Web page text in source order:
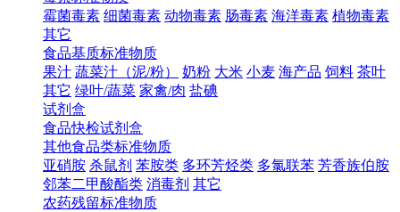
霉菌毒素 细菌毒素 动物毒素 肠毒素 海洋毒素 植物毒素
其它
食品基质标准物质
果汁 蔬菜汁（泥/粉） 奶粉 大米 小麦 海产品 饲料 茶叶
其它 绿叶/蔬菜 家禽/肉 盐碘
试剂盒
食品快检试剂盒
其他食品类标准物质
亚硝胺 杀鼠剂 苯胺类 多环芳烃类 多氯联苯 芳香族伯胺
邻苯二甲酸酯类 消毒剂 其它
农药残留标准物质